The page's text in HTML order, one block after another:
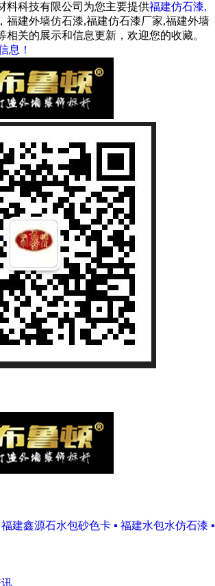
料科技有限公司为您主要提供福建仿石漆,
，福建外墙仿石漆,福建仿石漆厂家,福建外墙
相关的展示和信息更新，欢迎您的收藏。
息！
福建鑫源石水包砂色卡 ▪ 福建水包水仿石漆 ▪